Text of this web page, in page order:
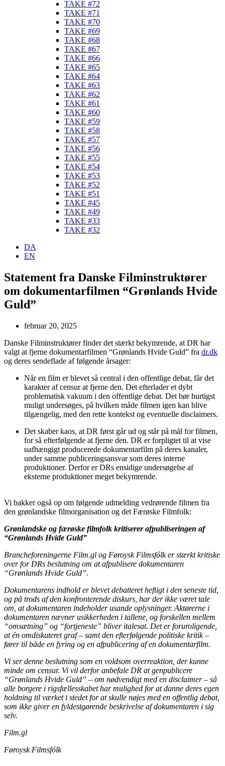
TAKE #72
TAKE #71
TAKE #70
TAKE #69
TAKE #68
TAKE #67
TAKE #66
TAKE #65
TAKE #64
TAKE #63
TAKE #62
TAKE #61
TAKE #60
TAKE #59
TAKE #58
TAKE #57
TAKE #56
TAKE #55
TAKE #54
TAKE #53
TAKE #52
TAKE #51
TAKE #45
TAKE #49
TAKE #33
TAKE #32
DA
EN
Statement fra Danske Filminstruktører
om dokumentarfilmen “Grønlands Hvide
Guld”
februar 20, 2025
Danske Filminstruktører finder det stærkt bekymrende, at DR har
valgt at fjerne dokumentarfilmen “Grønlands Hvide Guld” fra dr.dk
og deres sendeflade af følgende årsager:
Når en film er blevet så central i den offentlige debat, får det
karakter af censur at fjerne den. Det efterlader et dybt
problematisk vakuum i den offentlige debat. Det bør hurtigst
muligt undersøges, på hvilken måde filmen igen kan blive
tilgængelig, med den rette kontekst og eventuelle disclaimers.
Det skaber kaos, at DR først går ud og står på mål for filmen,
for så efterfølgende at fjerne den. DR er forpligtet til at vise
uafhængigt producerede dokumentarfilm på deres kanaler,
under samme publiceringsansvar som deres interne
produktioner. Derfor er DRs ensidige undersøgelse af
eksterne produktioner meget bekymrende.
Vi bakker også op om følgende udmelding vedrørende filmen fra
den grønlandske filmorganisation og det Færøske Filmfolk:
Grønlandske og færøske filmfolk kritiserer afpubliseringen af
“Grønlands Hvide Guld”
Brancheforeningerne Film.gl og Føroysk Filmsfólk er stærkt kritiske
over for DRs beslutning om at afpublisere dokumentaren
“Grønlands Hvide Guld”.
Dokumentarens indhold er blevet debatteret heftigt i den seneste tid,
og på trods af den konfronterende diskurs, har der ikke været tale
om, at dokumentaren indeholder usande oplysninger. Aktørerne i
dokumentaren nævner usikkerheden i tallene, og forskellen mellem
“omsætning” og “fortjeneste” bliver italesat. Det er foruroligende,
at én omdiskuteret graf – samt den efterfølgende politiske kritik –
fører til både en fyring og en afpublicering af en dokumentarfilm.
Vi ser denne beslutning som en voldsom overreaktion, der kunne
minde om censur. Vi vil derfor anbefale DR at genpublicere
“Grønlands Hvide Guld” – om nødvendigt med en disclaimer – så
alle borgere i rigsfællesskabet har mulighed for at danne deres egen
holdning til værket i stedet for at skulle nøjes med en offentlig debat,
som ikke giver en fyldestgørende beskrivelse af dokumentaren i sig
selv.
Film.gl
Føroysk Filmsfólk